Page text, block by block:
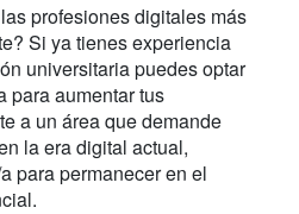
profesiones digitales más
Si ya tienes experiencia
universitaria puedes optar
para aumentar tus
a un área que demande
la era digital actual,
para permanecer en el